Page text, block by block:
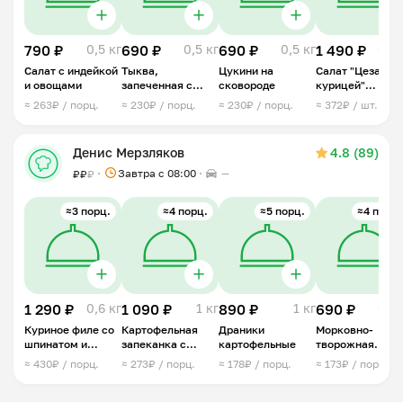
790 ₽ 0,5 кг
Салат с индейкой
и овощами
≈ 263₽ / порц.
690 ₽ 0,5 кг
Тыква,
запеченная с
яйцом и
адыгейским
≈ 230₽ / порц.
690 ₽ 0,5 кг
Цукини на
сковороде
≈ 230₽ / порц.
1 490 ₽
Салат "Цезарь с
курицей"
порционный
≈ 372₽ / шт.
Денис Мерзляков 4.8 (89)
₽₽₽ Завтра c 08:00 —
≈3 порц.
1 290 ₽ 0,6 кг
Куриное филе со
шпинатом и
сыром Фета
≈ 430₽ / порц.
≈4 порц.
1 090 ₽ 1 кг
Картофельная
запеканка с
куриным фаршем
≈ 273₽ / порц.
≈5 порц.
890 ₽ 1 кг
Драники
картофельные
≈ 178₽ / порц.
≈4 порц.
690 ₽
Морковно-
творожная
запеканка
≈ 173₽ / порц.